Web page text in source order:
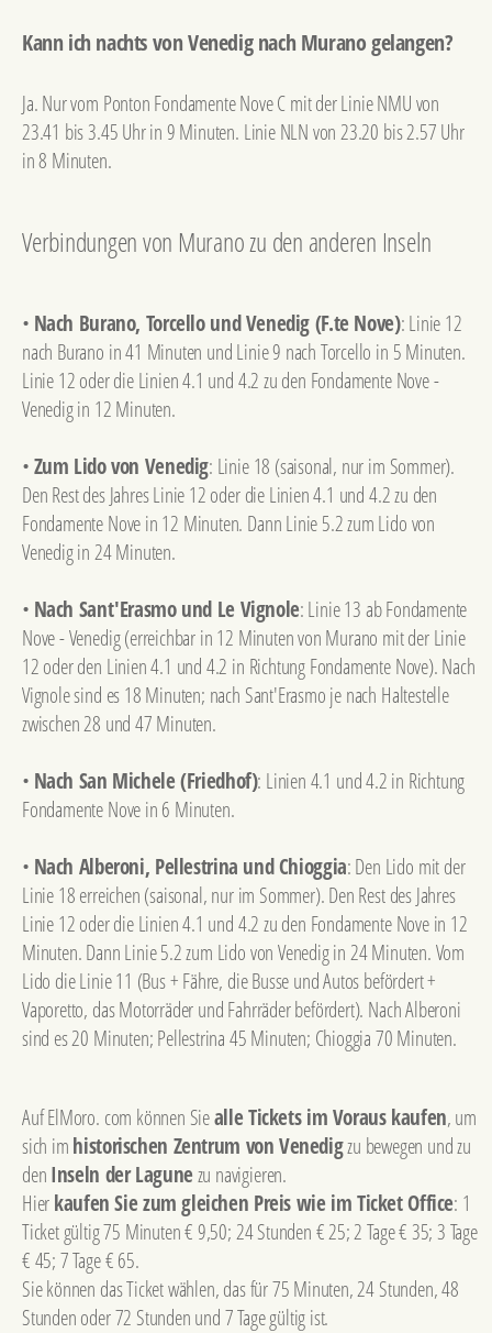
Kann ich nachts von Venedig nach Murano gelangen?
Ja. Nur vom Ponton Fondamente Nove C mit der Linie NMU von
23.41 bis 3.45 Uhr in 9 Minuten. Linie NLN von 23.20 bis 2.57 Uhr
in 8 Minuten.
Verbindungen von Murano zu den anderen Inseln
• Nach Burano, Torcello und Venedig (F.te Nove): Linie 12
nach Burano in 41 Minuten und Linie 9 nach Torcello in 5 Minuten.
Linie 12 oder die Linien 4.1 und 4.2 zu den Fondamente Nove -
Venedig in 12 Minuten.
•Zum Lido von Venedig: Linie 18 (saisonal, nur im Sommer).
Den Rest des Jahres Linie 12 oder die Linien 4.1 und 4.2 zu den
Fondamente Nove in 12 Minuten. Dann Linie 5.2 zum Lido von
Venedig in 24 Minuten.
• Nach Sant'Erasmo und Le Vignole: Linie 13 ab Fondamente
Nove - Venedig (erreichbar in 12 Minuten von Murano mit der Linie
12 oder den Linien 4.1 und 4.2 in Richtung Fondamente Nove). Nach
Vignole sind es 18 Minuten; nach Sant'Erasmo je nach Haltestelle
zwischen 28 und 47 Minuten.
• Nach San Michele (Friedhof): Linien 4.1 und 4.2 in Richtung
Fondamente Nove in 6 Minuten.
• Nach Alberoni, Pellestrina und Chioggia: Den Lido mit der
Linie 18 erreichen (saisonal, nur im Sommer). Den Rest des Jahres
Linie 12 oder die Linien 4.1 und 4.2 zu den Fondamente Nove in 12
Minuten. Dann Linie 5.2 zum Lido von Venedig in 24 Minuten. Vom
Lido die Linie 11 (Bus + Fähre, die Busse und Autos befördert +
Vaporetto, das Motorräder und Fahrräder befördert). Nach Alberoni
sind es 20 Minuten; Pellestrina 45 Minuten; Chioggia 70 Minuten.
Auf ElMoro. com können Siealle Tickets im Voraus kaufen, um
sich imhistorischen Zentrum von Venedigzu bewegen und zu
denInseln der Lagunezu navigieren.
Hierkaufen Sie zum gleichen Preis wie im Ticket Office: 1
Ticket gültig 75 Minuten € 9,50; 24 Stunden € 25; 2 Tage € 35; 3 Tage
€ 45; 7 Tage € 65.
Sie können das Ticket wählen, das für 75 Minuten, 24 Stunden, 48
Stunden oder 72 Stunden und 7 Tage gültig ist.